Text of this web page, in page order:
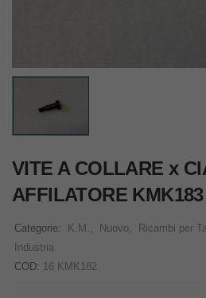
VITE A COLLARE x
AFFILATORE KMK183
Categorie: K.M. Nuovo Ricambi per
Industria
COD: 16 KMK182